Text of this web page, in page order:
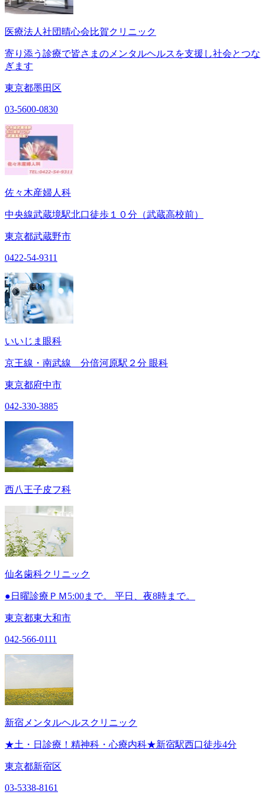
医療法人社団晴心会比賀クリニック
寄り添う診療で皆さまのメンタルヘルスを支援し社会とつな
ぎます
東京都墨田区
03-5600-0830
佐々木産婦人科
中央線武蔵境駅北口徒歩１０分（武蔵高校前）
東京都武蔵野市
0422-54-9311
いいじま眼科
京王線・南武線 分倍河原駅２分 眼科
東京都府中市
042-330-3885
西八王子皮フ科
仙名歯科クリニック
●日曜診療ＰＭ5:00まで。 平日、夜8時まで。
東京都東大和市
042-566-0111
新宿メンタルヘルスクリニック
★土・日診療！精神科・心療内科★新宿駅西口徒歩4分
東京都新宿区
03-5338-8161